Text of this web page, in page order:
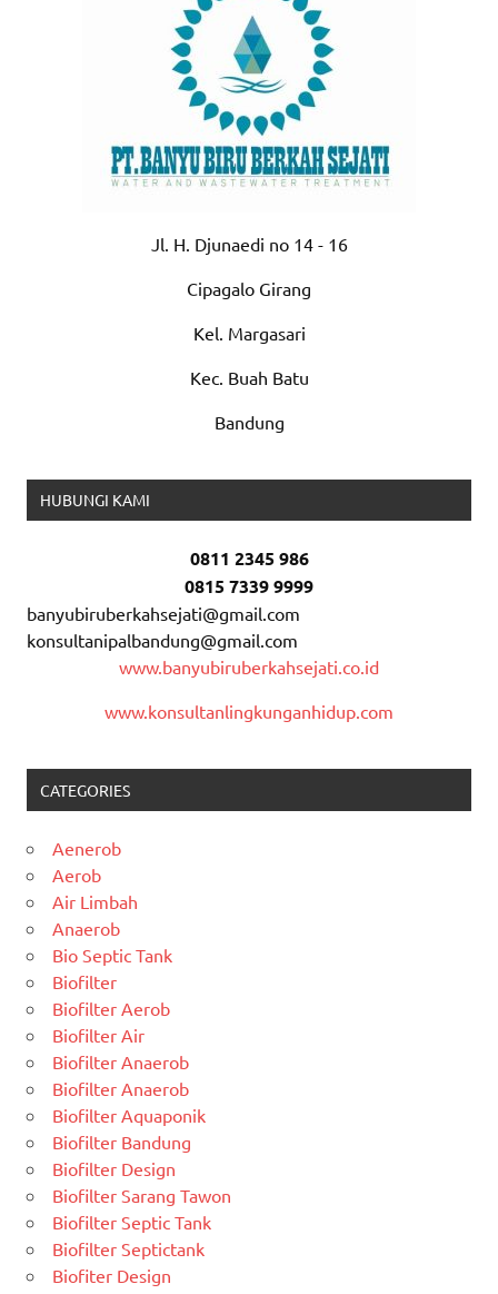
Jl. H. Djunaedi no 14 - 16
Cipagalo Girang
Kel. Margasari
Kec. Buah Batu
Bandung
HUBUNGI KAMI
0811 2345 986
0815 7339 9999
banyubiruberkahsejati@gmail.com
konsultanipalbandung@gmail.com
www.banyubiruberkahsejati.co.id
www.konsultanlingkunganhidup.com
CATEGORIES
Aenerob
Aerob
Air Limbah
Anaerob
Bio Septic Tank
Biofilter
Biofilter Aerob
Biofilter Air
Biofilter Anaerob
Biofilter Anaerob
Biofilter Aquaponik
Biofilter Bandung
Biofilter Design
Biofilter Sarang Tawon
Biofilter Septic Tank
Biofilter Septictank
Biofiter Design